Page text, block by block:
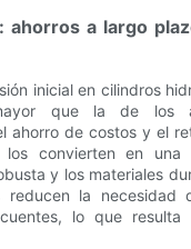
ahorros a largo
inicial en cilindros
que la de los
ahorro de costos y el
convierten en una
y los materiales
reducen la necesidad
lo que resulta